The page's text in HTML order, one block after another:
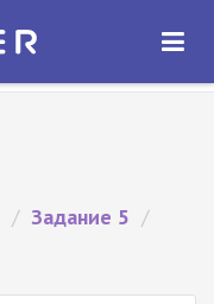
ОТКРЫТЬ
/ Задание 5 /